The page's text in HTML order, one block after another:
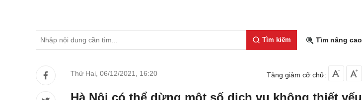
Tìm kiếm Tìm nâng cao
Thứ Hai, 06/12/2021 16:20 Tăng giảm cỡ chữ:
Hà Nội có thể dừng một số dịch vụ không thiết yếu